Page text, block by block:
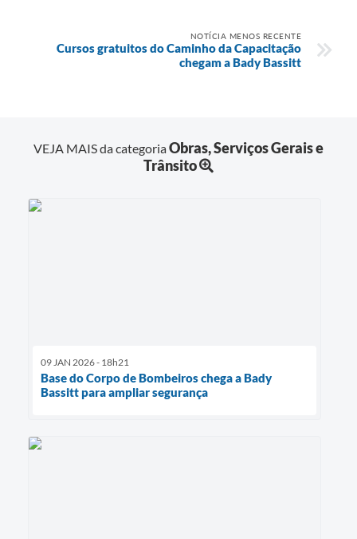
NOTÍCIA MENOS RECENTE
Cursos gratuitos do Caminho da Capacitação
chegam a Bady Bassitt
VEJA MAIS da categoriaObras, Serviços Gerais e
Trânsito
09 JAN 2026 - 18h21
Base do Corpo de Bombeiros chega a Bady
Bassitt para ampliar segurança